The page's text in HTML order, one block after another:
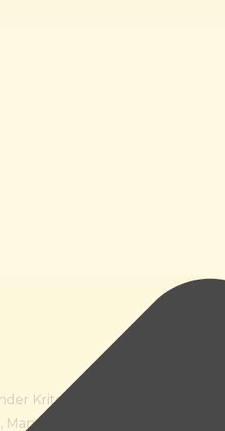
Kriterien durch
DGKP,